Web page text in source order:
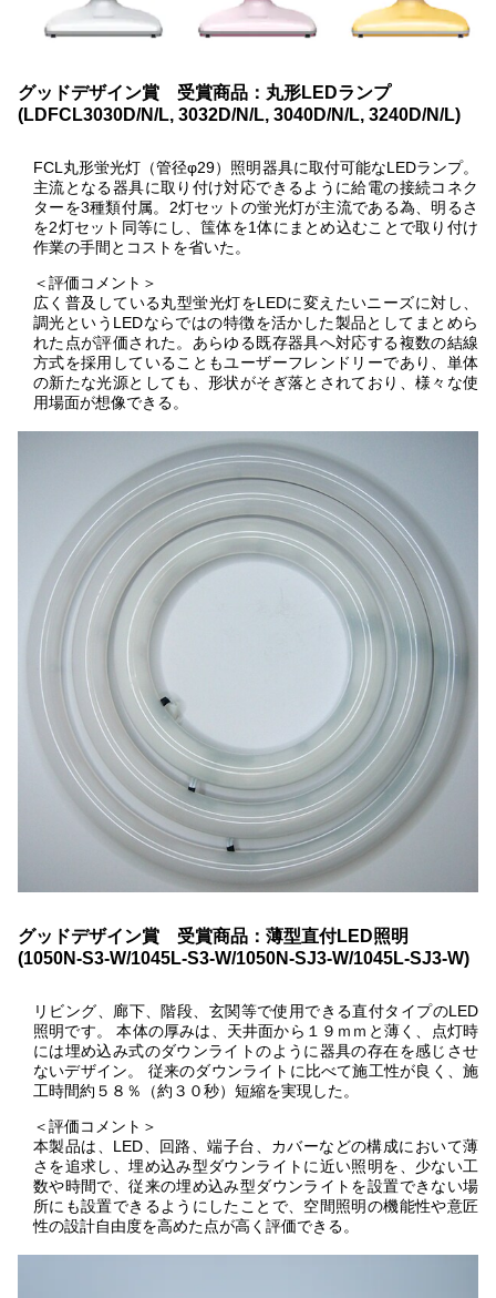
グッドデザイン賞 受賞商品：丸形LEDランプ
(LDFCL3030D/N/L, 3032D/N/L, 3040D/N/L, 3240D/N/L)
FCL丸形蛍光灯（管径φ29）照明器具に取付可能なLEDランプ。
主流となる器具に取り付け対応できるように給電の接続コネク
ターを3種類付属。2灯セットの蛍光灯が主流である為、明るさ
を2灯セット同等にし、筺体を1体にまとめ込むことで取り付け
作業の手間とコストを省いた。
＜評価コメント＞
広く普及している丸型蛍光灯をLEDに変えたいニーズに対し、
調光というLEDならではの特徴を活かした製品としてまとめら
れた点が評価された。あらゆる既存器具へ対応する複数の結線
方式を採用していることもユーザーフレンドリーであり、単体
の新たな光源としても、形状がそぎ落とされており、様々な使
用場面が想像できる。
グッドデザイン賞 受賞商品：薄型直付LED照明
(1050N-S3-W/1045L-S3-W/1050N-SJ3-W/1045L-SJ3-W)
リビング、廊下、階段、玄関等で使用できる直付タイプのLED
照明です。 本体の厚みは、天井面から１９ｍｍと薄く、点灯時
には埋め込み式のダウンライトのように器具の存在を感じさせ
ないデザイン。 従来のダウンライトに比べて施工性が良く、施
工時間約５８％（約３０秒）短縮を実現した。
＜評価コメント＞
本製品は、LED、回路、端子台、カバーなどの構成において薄
さを追求し、埋め込み型ダウンライトに近い照明を、少ない工
数や時間で、従来の埋め込み型ダウンライトを設置できない場
所にも設置できるようにしたことで、空間照明の機能性や意匠
性の設計自由度を高めた点が高く評価できる。